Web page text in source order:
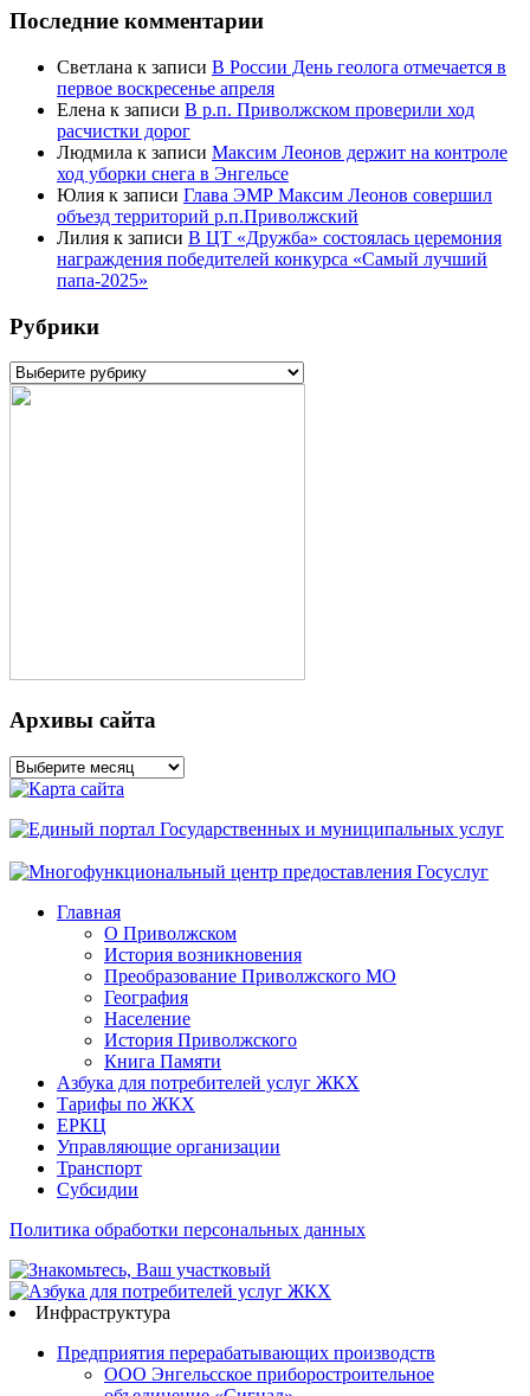
Последние комментарии
Светлана к записи В России День геолога отмечается в
первое воскресенье апреля
Елена к записи В р.п. Приволжском проверили ход
расчистки дорог
Людмила к записи Максим Леонов держит на контроле
ход уборки снега в Энгельсе
Юлия к записи Глава ЭМР Максим Леонов совершил
объезд территорий р.п.Приволжский
Лилия к записи В ЦТ «Дружба» состоялась церемония
награждения победителей конкурса «Самый лучший
папа-2025»
Рубрики
Рубрики
Архивы сайта
Архивы
сайта
Главная
О Приволжском
История возникновения
Преобразование Приволжского МО
География
Население
История Приволжского
Книга Памяти
Азбука для потребителей услуг ЖКХ
Тарифы по ЖКХ
ЕРКЦ
Управляющие организации
Транспорт
Субсидии
Политика обработки персональных данных
Инфраструктура
Предприятия перерабатывающих производств
ООО Энгельсское приборостроительное